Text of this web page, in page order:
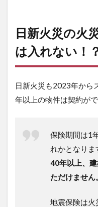
日新火災の火
は入れない！
日新火災も2023年から
年以上の物件は契約がで
保険期間は1
れかとなりま
40年以上、
ただけません。
地震保険は火